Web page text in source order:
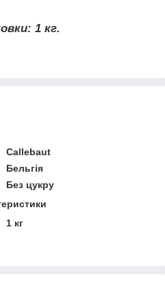
1 кг.
Callebaut
Бельгія
Без цукру
1 кг